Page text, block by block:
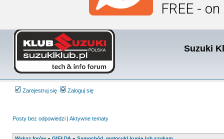
FREE -
Suzuki
Zarejestruj się Zaloguj się
Posty bez odpowiedzi | Aktywne tematy